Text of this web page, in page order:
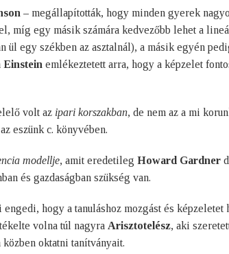
– megállapították, hogy minden gyerek
míg egy másik számára kedvezőbb lehet a
ül egy székben az asztalnál), a másik egyén
Einstein emlékeztetett arra, hogy a képzelet
volt az ipari korszakban, de nem az a mi
eszünk c. könyvében.
modellje, amit eredetileg Howard Gardner
és gazdaságban szükség van.
hogy a tanuláshoz mozgást és képzeletet
volna túl nagyra Arisztotelész, aki
oktatni tanítványait.